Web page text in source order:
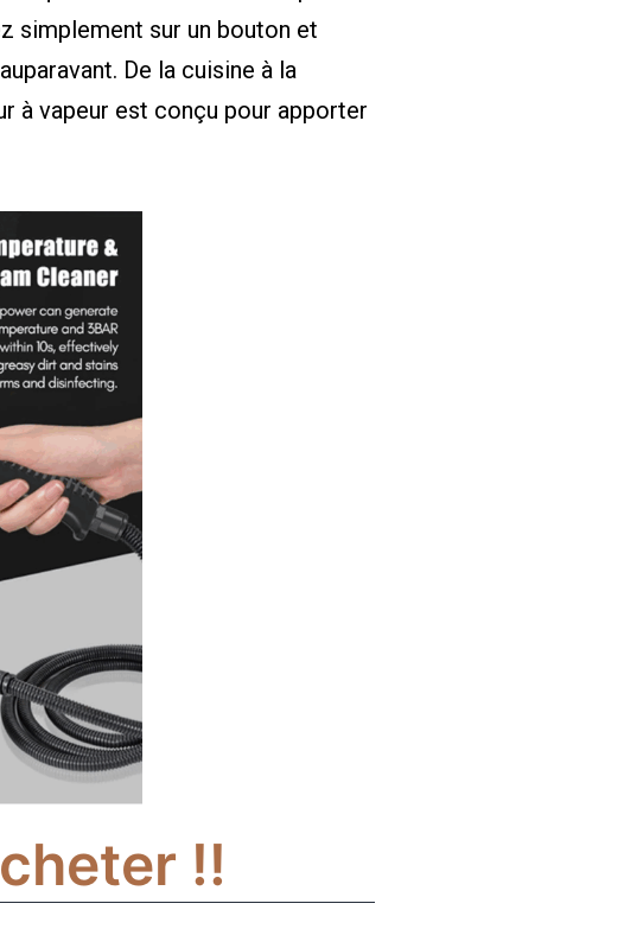
simplement sur un bouton et
De la cuisine à la
à vapeur est conçu pour apporter
!!